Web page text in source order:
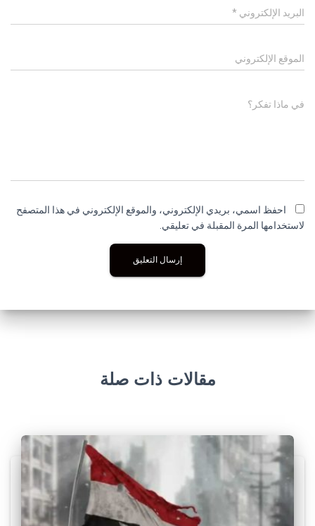
البريد الإلكتروني *
الموقع الإلكتروني
في ماذا تفكر؟
احفظ اسمي، بريدي الإلكتروني، والموقع الإلكتروني في هذا المتصفح
لاستخدامها المرة المقبلة في تعليقي.
مقالات ذات صلة